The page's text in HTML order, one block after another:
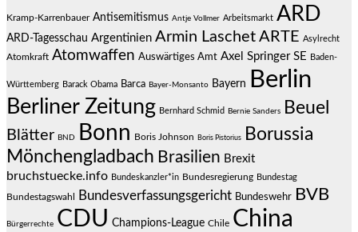
Kramp-Karrenbauer Antisemitismus Antje Vollmer Arbeitsmarkt ARD
ARD-Tagesschau Argentinien Armin Laschet ARTE Asylrecht
Atomkraft Atomwaffen Auswärtiges Amt Axel Springer SE Baden-
Württemberg Barack Obama Barca Bayer-Monsanto Bayern Berlin
Berliner Zeitung Bernhard Schmid Bernie Sanders Beuel
Blätter BND Bonn Boris Johnson Boris Pistorius
Borussia
Mönchengladbach Brasilien Brexit
bruchstuecke.info Bundeskanzler*in Bundesregierung Bundestag
Bundestagswahl Bundesverfassungsgericht Bundeswehr BVB
Bürgerrechte CDU Champions-League Chile China